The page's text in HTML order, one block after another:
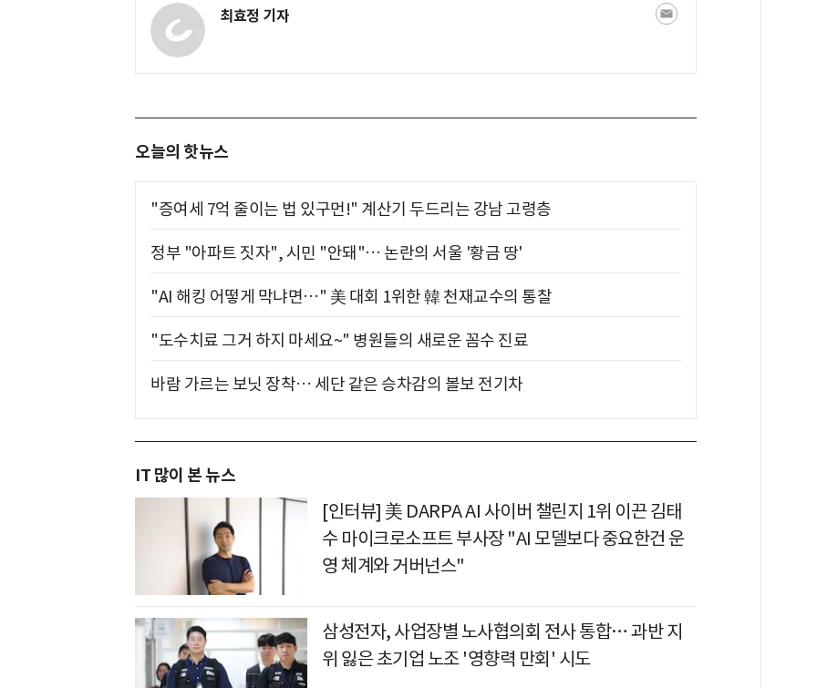
최효정 기자
오늘의 핫뉴스
"증여세 7억 줄이는 법 있구먼!" 계산기 두드리는 강남 고령층
정부 "아파트 짓자", 시민 "안돼"… 논란의 서울 '황금 땅'
"AI 해킹 어떻게 막냐면…" 美 대회 1위한 韓 천재교수의 통찰
"도수치료 그거 하지 마세요~" 병원들의 새로운 꼼수 진료
바람 가르는 보닛 장착… 세단 같은 승차감의 볼보 전기차
IT 많이 본 뉴스
[인터뷰] 美 DARPA AI 사이버 챌린지 1위 이끈 김태
수 마이크로소프트 부사장 "AI 모델보다 중요한건 운
영 체계와 거버넌스"
삼성전자, 사업장별 노사협의회 전사 통합… 과반 지
위 잃은 초기업 노조 '영향력 만회' 시도